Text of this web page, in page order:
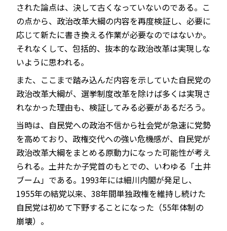
された論点は、決して古くなっていないのである。こ
の点から、政治改革大綱の内容を再度検証し、必要に
応じて新たに書き換える作業が必要なのではないか。
それなくして、包括的、抜本的な政治改革は実現しな
いように思われる。
また、ここまで踏み込んだ内容を示していた自民党の
政治改革大綱が、選挙制度改革を除けば多くは実現さ
れなかった理由も、検証してみる必要があるだろう。
当時は、自民党への政治不信から社会党が急速に党勢
を高めており、政権交代への強い危機感が、自民党が
政治改革大綱をまとめる原動力になった可能性が考え
られる。土井たか子党首のもとでの、いわゆる「土井
ブーム」である。1993年には細川内閣が発足し、
1955年の結党以来、38年間単独政権を維持し続けた
自民党は初めて下野することになった（55年体制の
崩壊）。